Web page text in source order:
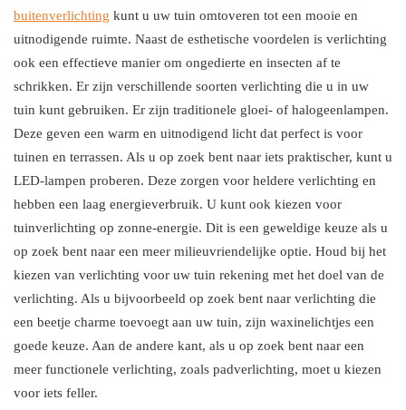
buitenverlichting kunt u uw tuin omtoveren tot een mooie en
uitnodigende ruimte. Naast de esthetische voordelen is verlichting
ook een effectieve manier om ongedierte en insecten af te
schrikken. Er zijn verschillende soorten verlichting die u in uw
tuin kunt gebruiken. Er zijn traditionele gloei- of halogeenlampen.
Deze geven een warm en uitnodigend licht dat perfect is voor
tuinen en terrassen. Als u op zoek bent naar iets praktischer, kunt u
LED-lampen proberen. Deze zorgen voor heldere verlichting en
hebben een laag energieverbruik. U kunt ook kiezen voor
tuinverlichting op zonne-energie. Dit is een geweldige keuze als u
op zoek bent naar een meer milieuvriendelijke optie. Houd bij het
kiezen van verlichting voor uw tuin rekening met het doel van de
verlichting. Als u bijvoorbeeld op zoek bent naar verlichting die
een beetje charme toevoegt aan uw tuin, zijn waxinelichtjes een
goede keuze. Aan de andere kant, als u op zoek bent naar een
meer functionele verlichting, zoals padverlichting, moet u kiezen
voor iets feller.